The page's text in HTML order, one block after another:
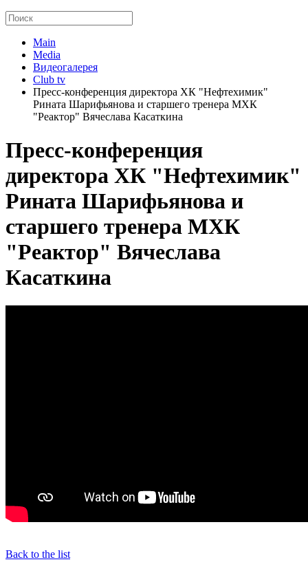
Main
Media
Видеогалерея
Club tv
Пресс-конференция директора ХК "Нефтехимик"
Рината Шарифьянова и старшего тренера МХК
"Реактор" Вячеслава Касаткина
Пресс-конференция
директора ХК "Нефтехимик"
Рината Шарифьянова и
старшего тренера МХК
"Реактор" Вячеслава
Касаткина
Back to the list